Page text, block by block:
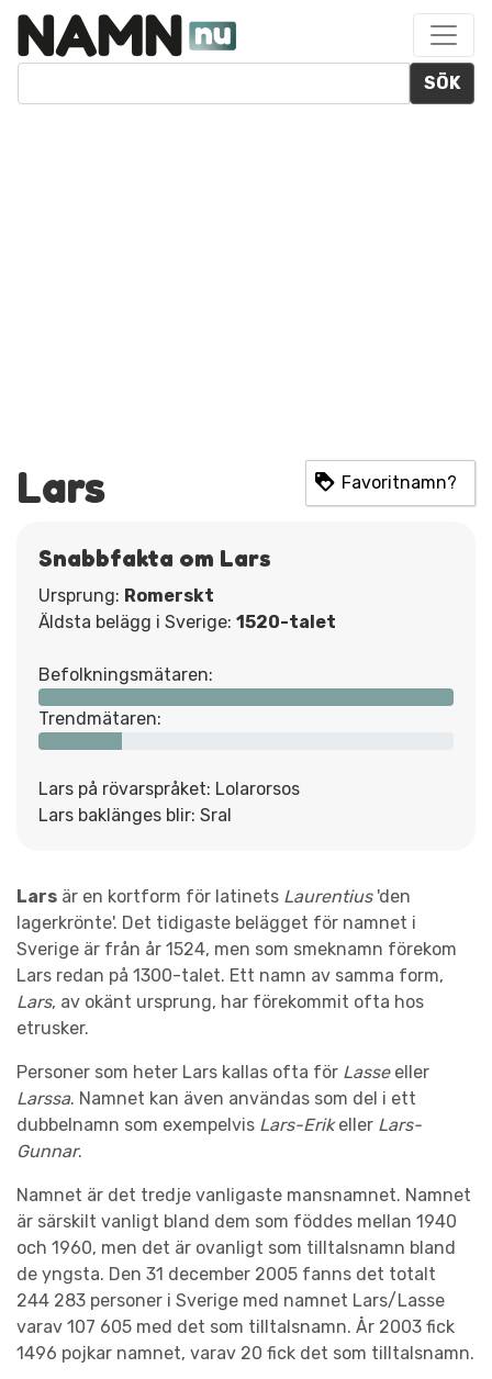
SÖK
Lars Favoritnamn?
Snabbfakta om Lars
Ursprung: Romerskt
Äldsta belägg i Sverige: 1520-talet
Befolkningsmätaren:
Trendmätaren:
Lars på rövarspråket: Lolarorsos
Lars baklänges blir: Sral
Lars är en kortform för latinets Laurentius'den
lagerkrönte'. Det tidigaste belägget för namnet i
Sverige är från år 1524, men som smeknamn förekom
Lars redan på 1300-talet. Ett namn av samma form,
Lars, av okänt ursprung, har förekommit ofta hos
etrusker.
Personer som heter Lars kallas ofta för Lasseeller
Larssa. Namnet kan även användas som del i ett
dubbelnamn som exempelvis Lars-Erikeller Lars-
Gunnar.
Namnet är det tredje vanligaste mansnamnet. Namnet
är särskilt vanligt bland dem som föddes mellan 1940
och 1960, men det är ovanligt som tilltalsnamn bland
de yngsta. Den 31 december 2005 fanns det totalt
244 283 personer i Sverige med namnet Lars/Lasse
varav 107 605 med det som tilltalsnamn. År 2003 fick
1496 pojkar namnet, varav 20 fick det som tilltalsnamn.